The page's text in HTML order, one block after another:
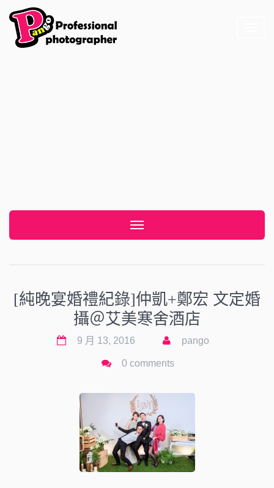
Toggle navigation
[純晚宴婚禮紀錄]仲凱+鄭宏 文定婚
攝＠艾美寒舍酒店
9 月 13, 2016 pango
0 comments